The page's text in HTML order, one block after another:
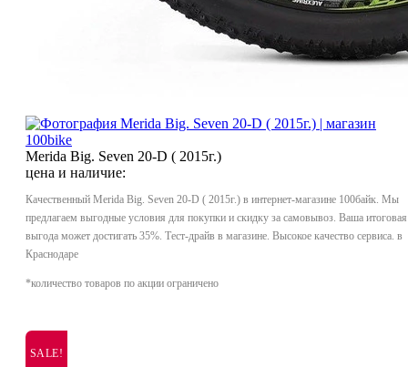
Merida Big. Seven 20-D ( 2015г.)
цена и наличие:
Качественный Merida Big. Seven 20-D ( 2015г.) в интернет-магазине 100байк. Мы
предлагаем выгодные условия для покупки и скидку за самовывоз. Ваша итоговая
выгода может достигать 35%. Тест-драйв в магазине. Высокое качество сервиса. в
Краснодаре
*количество товаров по акции ограничено
SALE!